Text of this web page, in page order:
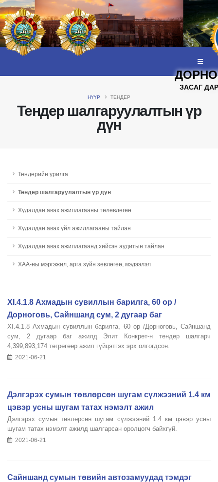
ЗАСАГ
НҮҮР ТЕНДЕР
Тендер шалгаруулалтын үр
дүн
Тендерийн урилга
Тендер шалгаруулалтын үр дүн
Худалдан авах ажиллагааны төлөвлөгөө
Худалдан авах үйл ажиллагааны тайлан
Худалдан авах ажиллагаанд хийсэн аудитын тайлан
ХАА-ны мэргэжил, арга зүйн зөвлөгөө, мэдээлэл
XI.4.1.8 Ахмадын сувиллын барилга, 60 ор /
Дорноговь, Сайншанд сум, 2 дугаар баг
XI.4.1.8 Ахмадын сувиллын барилга, 60 ор /Дорноговь, Сайншанд
сум, 2 дугаар баг ажилд Элит Конкрет-н тендер шалгарч
4,399,893,174 төгрөгөөр ажил гүйцэтгэх эрх олгогдсон.
2021-06-21
Дэлгэрэх сумын төвлөрсөн шугам сүлжээний 1.4 км
цэвэр усны шугам татах нэмэлт ажил
Дэлгэрэх сумын төвлөрсөн шугам сүлжээний 1.4 км цэвэр усны
шугам татах нэмэлт ажилд шалгарсан оролцогч байхгүй.
2021-06-21
Сайншанд сумын төвийн автозамуудад тэмдэг